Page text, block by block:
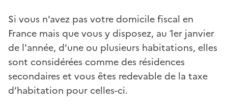
Si vous n’avez pas votre domicile fiscal en
France mais que vous y disposez, au 1er janvier
de l'année, d’une ou plusieurs habitations, elles
sont considérées comme des résidences
secondaires et vous êtes redevable de la taxe
d’habitation pour celles-ci.